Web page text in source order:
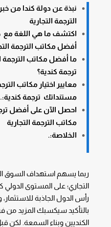
نبذة عن دولة كندا من
الترجمة التجارية
اكتشف ما هي اللغة مع
أفضل مكاتب الترجمة
ما أفضل مكاتب الترجمة
ترجمة كندية؟
معايير اختيار مكاتب
مستنداتك ترجمة كندية:.
احصل الآن على أفضل
مكاتب الترجمة التجارية
الخلاصة:.
ربما يسهم استهداف السوق
التجاري؛ على المستوى
رأس الدول الجاذبة
بالتأكيد سيكسبك المزيد
الكنديين وبناء السمعة. لكن